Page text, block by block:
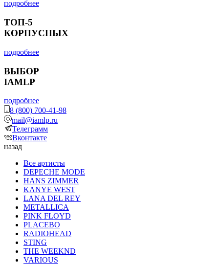
подробнее
ТОП-5
КОРПУСНЫХ
подробнее
ВЫБОР
IAMLP
подробнее
8 (800) 700-41-98
mail@iamlp.ru
Телеграмм
Вконтакте
назад
Все артисты
DEPECHE MODE
HANS ZIMMER
KANYE WEST
LANA DEL REY
METALLICA
PINK FLOYD
PLACEBO
RADIOHEAD
STING
THE WEEKND
VARIOUS